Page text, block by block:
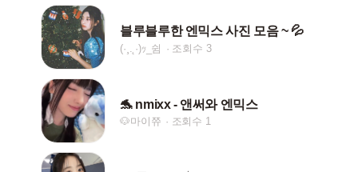
블루블루한 엔믹스 사진 모음 ~ 💦
(·¸.˛·)ｯ_쉼 조회수 3
🐬 nmixx - 앤써와 엔믹스
🐶마이쮸 조회수 1